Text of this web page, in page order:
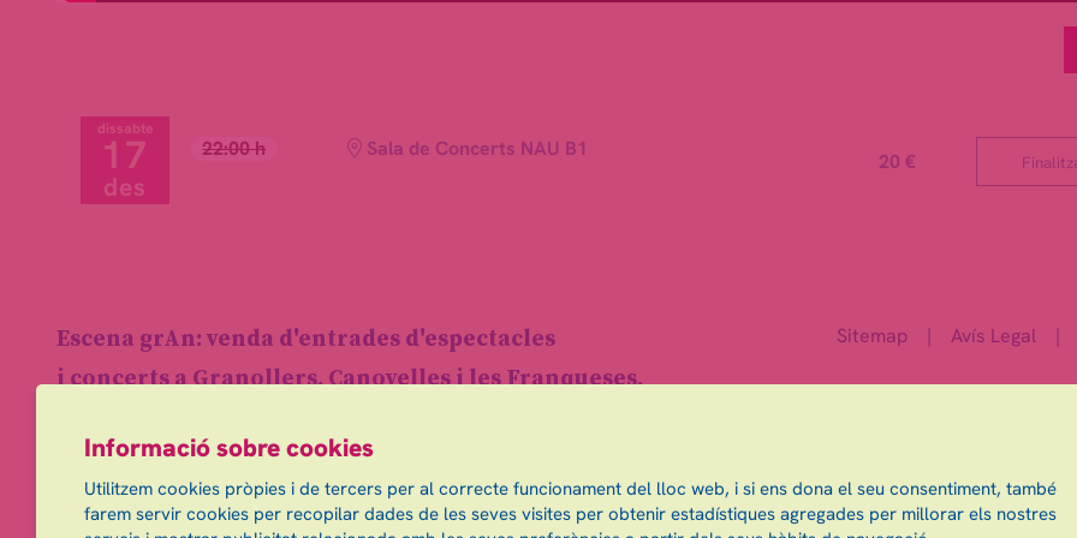
dissabte
17
des
22:00 h Sala de Concerts NAU B1
20 €
Escena grAn: venda d'entrades d'espectacles
i concerts a Granollers, Canovelles i les Franqueses.
Sitemap | Avís Legal |
Informació sobre cookies
Utilitzem cookies pròpies i de tercers per al correcte funcionament del lloc web, i si ens dona el seu consentiment, també
farem servir cookies per recopilar dades de les seves visites per obtenir estadístiques agregades per millorar els nostres